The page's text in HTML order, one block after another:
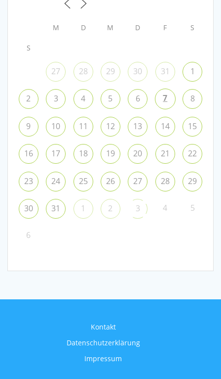
M D M D F S
S
27 28 29 30 31 1
2 3 4 5 6 7 8
9 10 11 12 13 14 15
16 17 18 19 20 21 22
23 24 25 26 27 28 29
30 31 1 2 3 4 5
6
Kontakt
Datenschutzerklärung
Impressum